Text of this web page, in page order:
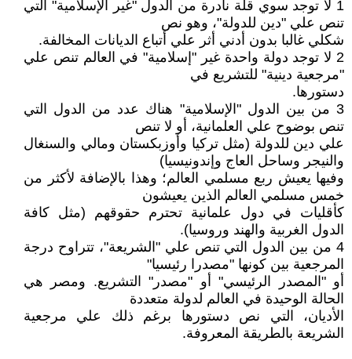
1 لا توجد سوي قلة نادرة من الدول "غير الإسلامية" التي
تنص علي "دين للدولة"، وهو نص
شكلي غالبا بدون أدني أثر علي أتباع الديانات المخالفة.
2 لا توجد دولة واحدة غير "إسلامية" في العالم تنص علي
"مرجعية دينية" للتشريع في
دستورها.
3 من بين الدول "الإسلامية" هناك عدد من الدول التي
تنص بوضوح علي العلمانية، أو لا تنص
علي دين للدولة (مثل تركيا وأوزبكستان ومالي والسنغال
والنيجر وساحل العاج وإندونيسيا)
وفيها يعيش ربع مسلمي العالم؛ وهذا بالإضافة لأكثر من
خمس مسلمي العالم الذين يعيشون
كأقليات في دول علمانية تحترم حقوقهم (مثل كافة
الدول الغربية والهند وروسيا).
4 من بين الدول التي تنص علي "الشريعة"، تتراوح درجة
المرجعية بين كونها "مصدرا رئيسيا"
أو "المصدر الرئيسي" أو "مصدر" التشريع. ومصر هي
الحالة الوحيدة في العالم لدولة متعددة
الأديان، التي نص دستورها برغم ذلك علي مرجعية
الشريعة بالطريقة المعروفة.